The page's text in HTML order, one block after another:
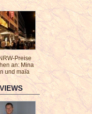
Preise
an: Mina
und maïa